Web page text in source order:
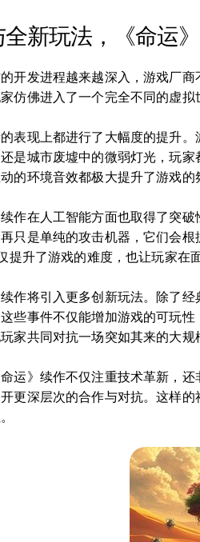
新玩法，《命运
开发进程越来越深入，游戏厂
仿佛进入了一个完全不同的虚拟
表现上都进行了大幅度的提升
是城市废墟中的微弱灯光，玩
的环境音效都极大提升了游戏的
作在人工智能方面也取得了突
只是单纯的攻击机器，它们会
提升了游戏的难度，也让玩家在
作将引入更多创新玩法。除了
些事件不仅能增加游戏的可玩
家共同对抗一场突如其来的大
运》续作不仅注重技术革新，
更深层次的合作与对抗。这样